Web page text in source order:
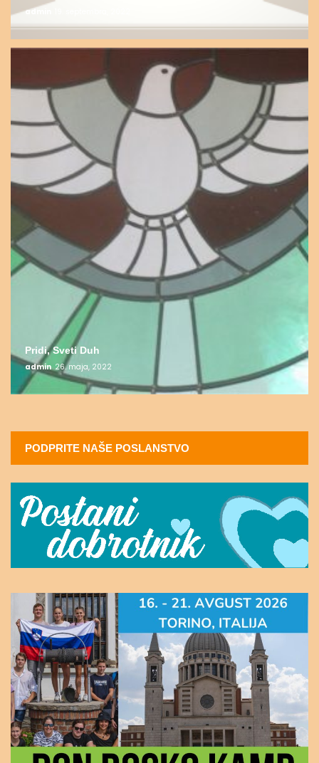
admin
Pridi, Sveti Duh
admin 26. maja, 2022
PODPRITE NAŠE POSLANSTVO